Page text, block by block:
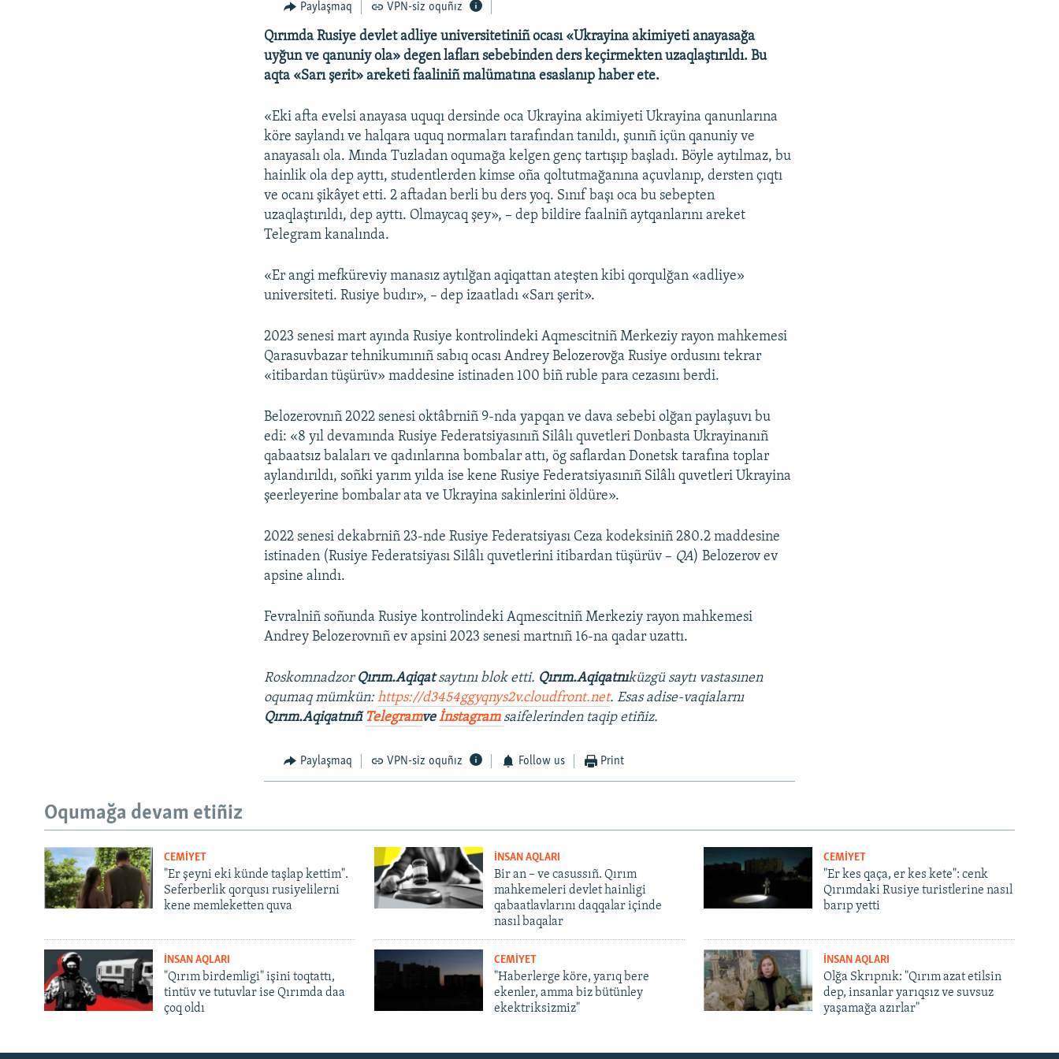
Русский
Paylaşmaq VPN-siz oquñız
Qırımda Rusiye devlet adliye universitetiniñ ocası «Ukrayina akimiyeti anayasağa
uyğun ve qanuniy ola» degen lafları sebebinden ders keçirmekten uzaqlaştırıldı. Bu
aqta «Sarı şerit» areketi faaliniñ malümatına esaslanıp haber ete.
«Eki afta evelsi anayasa uquqı dersinde oca Ukrayina akimiyeti Ukrayina qanunlarına
köre saylandı ve halqara uquq normaları tarafından tanıldı, şunıñ içün qanuniy ve
anayasalı ola. Mında Tuzladan oqumağa kelgen genç tartışıp başladı. Böyle aytılmaz, bu
hainlik ola dep ayttı, studentlerden kimse oña qoltutmağanına açuvlanıp, dersten çıqtı
ve ocanı şikâyet etti. 2 aftadan berli bu ders yoq. Sınıf başı oca bu sebepten
uzaqlaştırıldı, dep ayttı. Olmaycaq şey», – dep bildire faalniñ aytqanlarını areket
Telegram kanalında.
«Er angi mefküreviy manasız aytılğan aqiqattan ateşten kibi qorqulğan «adliye»
universiteti. Rusiye budır», – dep izaatladı «Sarı şerit».
2023 senesi mart ayında Rusiye kontrolindeki Aqmescitniñ Merkeziy rayon mahkemesi
Qarasuvbazar tehnikumınıñ sabıq ocası Andrey Belozerovğa Rusiye ordusını tekrar
«itibardan tüşürüv» maddesine istinaden 100 biñ ruble para cezasını berdi.
Belozerovnıñ 2022 senesi oktâbrniñ 9-nda yapqan ve dava sebebi olğan paylaşuvı bu
edi: «8 yıl devamında Rusiye Federatsiyasınıñ Silâlı quvetleri Donbasta Ukrayinanıñ
qabaatsız balaları ve qadınlarına bombalar attı, ög saflardan Donetsk tarafına toplar
aylandırıldı, soñki yarım yılda ise kene Rusiye Federatsiyasınıñ Silâlı quvetleri Ukrayina
şeerleyerine bombalar ata ve Ukrayina sakinlerini öldüre».
2022 senesi dekabrniñ 23-nde Rusiye Federatsiyası Ceza kodeksiniñ 280.2 maddesine
istinaden (Rusiye Federatsiyası Silâlı quvetlerini itibardan tüşürüv – QA) Belozerov ev
apsine alındı.
Fevralniñ soñunda Rusiye kontrolindeki Aqmescitniñ Merkeziy rayon mahkemesi
Andrey Belozerovnıñ ev apsini 2023 senesi martnıñ 16-na qadar uzattı.
Roskomnadzor Qırım.Aqiqatsaytını blok etti. Qırım.Aqiqatnıküzgü saytı vastasınen
oqumaq mümkün:https://d3454ggyqnys2v.cloudfront.net. Esas adise-vaqialarnı
Qırım.Aqiqatnıñ Telegramveİnstagram saifelerinden taqip etiñiz.
Paylaşmaq VPN-siz oquñız Follow us Print
Oqumağa devam etiñiz
CEMİYET
"Er şeyni eki künde taşlap kettim".
Seferberlik qorqusı rusiyelilerni
kene memleketten quva
İNSAN AQLARI
Bir an – ve casussıñ. Qırım
mahkemeleri devlet hainligi
qabaatlavlarını daqqalar içinde
nasıl baqalar
CEMİYET
"Er kes qaça, er kes kete": cenk
Qırımdaki Rusiye turistlerine nasıl
barıp yetti
İNSAN AQLARI
"Qırım birdemligi" işini toqtattı,
tintüv ve tutuvlar ise Qırımda daa
çoq oldı
CEMİYET
"Haberlerge köre, yarıq bere
ekenler, amma biz bütünley
ekektriksizmiz"
İNSAN AQLARI
Olğa Skrıpnık: "Qırım azat etilsin
dep, insanlar yarıqsız ve suvsuz
yaşamağa azırlar"